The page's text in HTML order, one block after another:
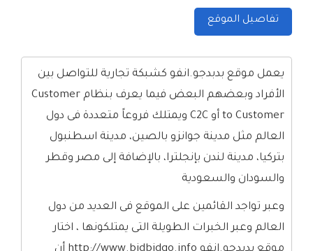
تفاصيل الموقع
يعمل موقع بدبدجو.انفو كشبكة تجارية للتواصل بين
الأفراد وبعضهم البعض فيما يعرف بنظام Customer
to Customer أو C2C ويمتلك فروعاً متعددة فى دول
العالم مثل مدينة جوانزو بالصين، مدينة اسطنبول
بتركيا، مدينة لندن بإنجلترا، بالإضافة إلى مصر وقطر
والسودان والسعودية
وعبر تواجد القائمين على الموقع فى العديد من دول
العالم وعبر الخبرات الطويلة التى يمتلكونها ، اختار